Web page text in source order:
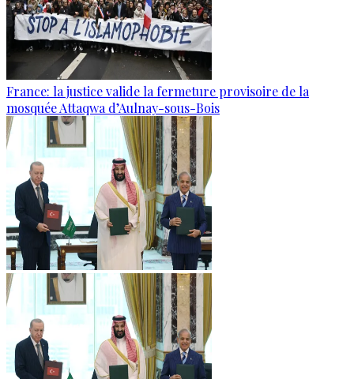
France: la justice valide la fermeture provisoire de la
mosquée Attaqwa d’Aulnay-sous-Bois